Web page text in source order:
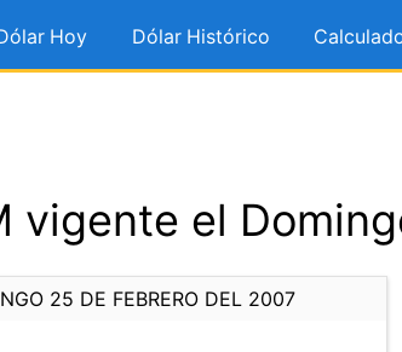
Hoy Dólar Histórico
vigente el
25 DE FEBRERO DEL 2007